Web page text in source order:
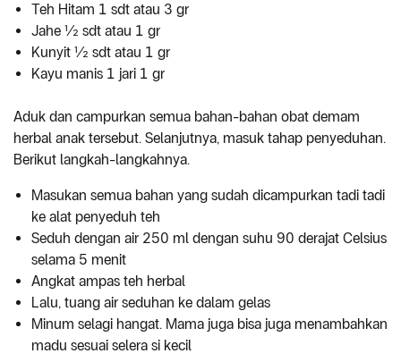
Teh Hitam 1 sdt atau 3 gr
Jahe ½ sdt atau 1 gr
Kunyit ½ sdt atau 1 gr
Kayu manis 1 jari 1 gr
Aduk dan campurkan semua bahan-bahan obat demam
herbal anak tersebut. Selanjutnya, masuk tahap penyeduhan.
Berikut langkah-langkahnya.
Masukan semua bahan yang sudah dicampurkan tadi tadi
ke alat penyeduh teh
Seduh dengan air 250 ml dengan suhu 90 derajat Celsius
selama 5 menit
Angkat ampas teh herbal
Lalu, tuang air seduhan ke dalam gelas
Minum selagi hangat. Mama juga bisa juga menambahkan
madu sesuai selera si kecil